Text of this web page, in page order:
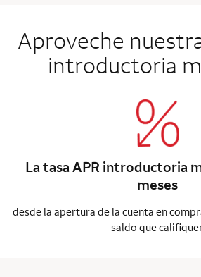
Aproveche
introductoria
La tasa APR introductoria
meses
desde la apertura de la cuenta en
saldo que